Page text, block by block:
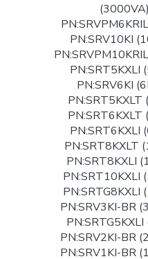
(3000VA)
PN:SRV10KI
PN:SRT5KXLI
PN:SRV6KI
PN:SRT5KXLT
PN:SRT6KXLT
PN:SRT6KXLI
PN:SRT8KXLT
PN:SRT8KXLI
PN:SRT10KXLI
PN:SRTG8KXLI
PN:SRV3KI-BR
PN:SRTG5KXLI
PN:SRV2KI-BR
PN:SRV1KI-BR